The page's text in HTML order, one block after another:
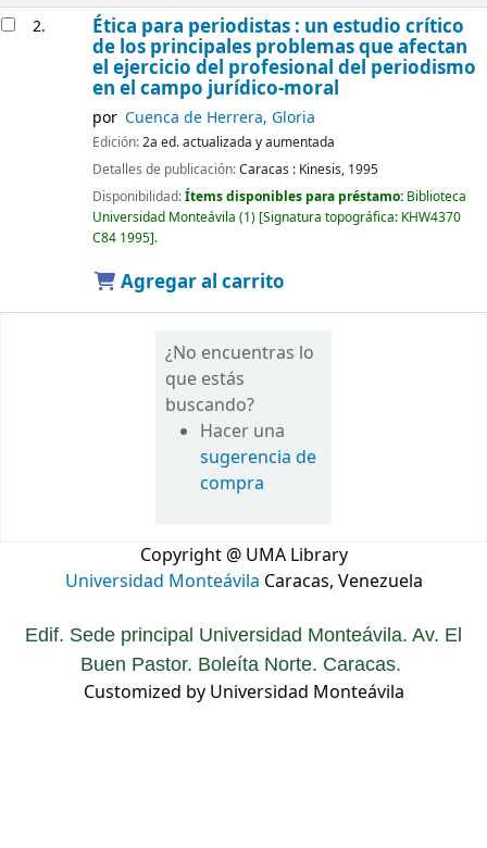
2. Ética para periodistas : un estudio crítico
de los principales problemas que afectan
el ejercicio del profesional del periodismo
en el campo jurídico-moral
por Cuenca de Herrera, Gloria
Edición:2a ed. actualizada y aumentada
Detalles de publicación:Caracas : Kinesis, 1995
Disponibilidad:Ítems disponibles para préstamo: Biblioteca
Universidad Monteávila (1) Signatura topográfica: KHW4370
C84 1995 .
Agregar al carrito
¿No encuentras lo
que estás
buscando?
Hacer una
sugerencia de
compra
Copyright @ UMA Library
Universidad Monteávila Caracas, Venezuela
Edif. Sede principal Universidad Monteávila. Av. El
Buen Pastor. Boleíta Norte. Caracas.
Customized by Universidad Monteávila